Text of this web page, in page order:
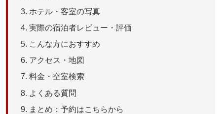
ホテル・客室の写真
実際の宿泊者レビュー・評価
こんな方におすすめ
アクセス・地図
料金・空室検索
よくある質問
まとめ：予約はこちらから